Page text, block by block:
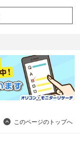
このページのトップへ